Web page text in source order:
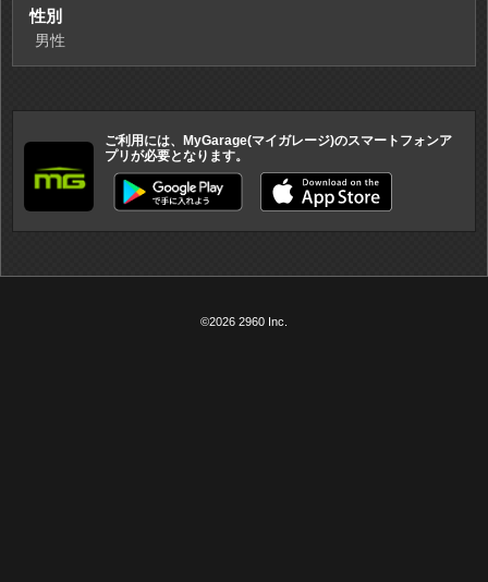
性別
男性
ご利用には、MyGarage(マイガレージ)のスマートフォンア
プリが必要となります。
©2026 2960 Inc.